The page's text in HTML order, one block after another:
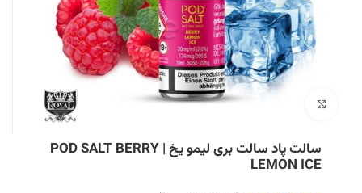
بزرگنمایی تصویر
سالت پاد سالت بری لیمو یخ | POD SALT BERRY
LEMON ICE